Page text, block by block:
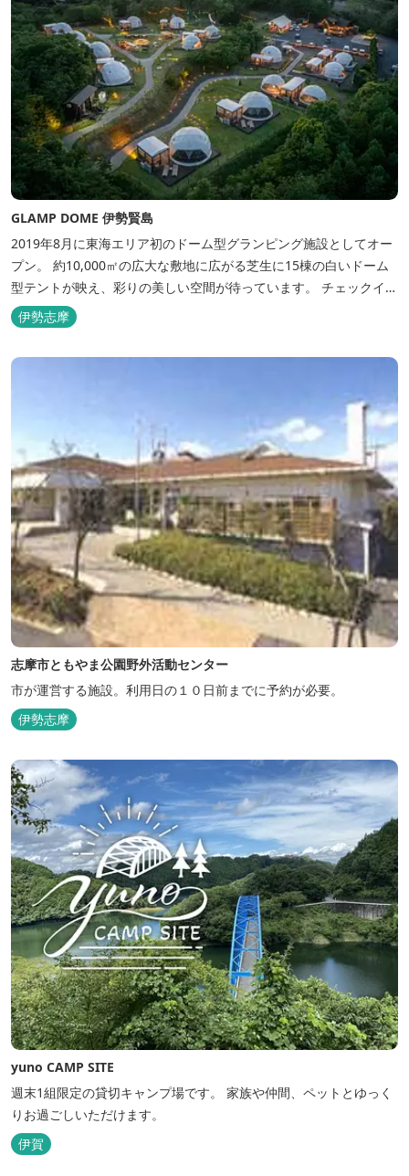
GLAMP DOME 伊勢賢島
2019年8月に東海エリア初のドーム型グランピング施設としてオー
プン。 約10,000㎡の広大な敷地に広がる芝生に15棟の白いドーム
型テントが映え、彩りの美しい空間が待っています。 チェックイン
後は『ハーゲンダッツ食べ放題』 夕食は松阪牛や伊勢海老を贅沢に
使用した「三重ブランドBBQプラン」や、1人前350ｇと食べ応え
伊勢志摩
志摩市ともやま公園野外活動センター
市が運営する施設。利用日の１０日前までに予約が必要。
伊勢志摩
yuno CAMP SITE
週末1組限定の貸切キャンプ場です。 家族や仲間、ペットとゆっく
りお過ごしいただけます。
伊賀